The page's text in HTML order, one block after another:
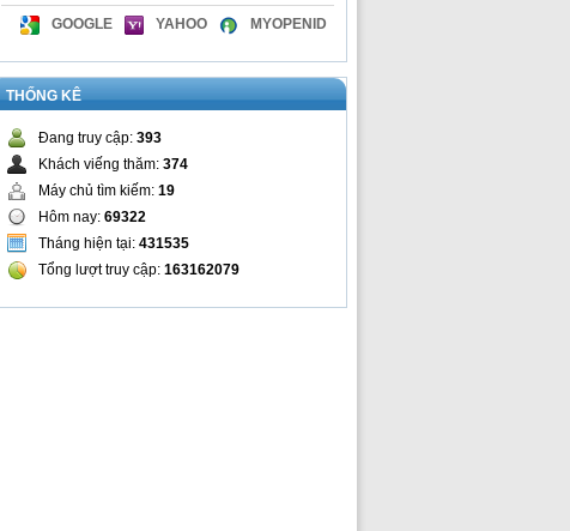
GOOGLE YAHOO MYOPENID
THỐNG KÊ
Đang truy cập: 393
Khách viếng thăm: 374
Máy chủ tìm kiếm: 19
Hôm nay: 69322
Tháng hiện tại: 431535
Tổng lượt truy cập: 163162079